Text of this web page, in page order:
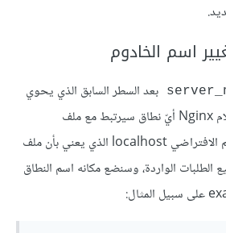
اسم الخادوم
بعد السطر السابق الذي يحوي
على listen، وسنقوم بإعلام Nginx أيّ نطاق سيرتبط مع ملف
الإعدادات. سنستبدل الاسم الافتراضي localhost الذي يعني بأن ملف
الواردة، وسنضع مكانه اسم النطاق